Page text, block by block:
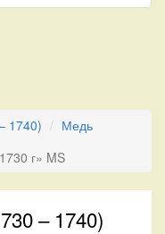
1740)
Медь
г» MS
– 1740)